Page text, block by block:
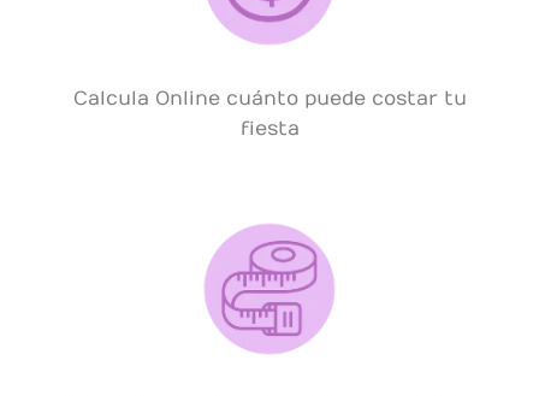
Calcula Online cuánto puede costar tu
fiesta